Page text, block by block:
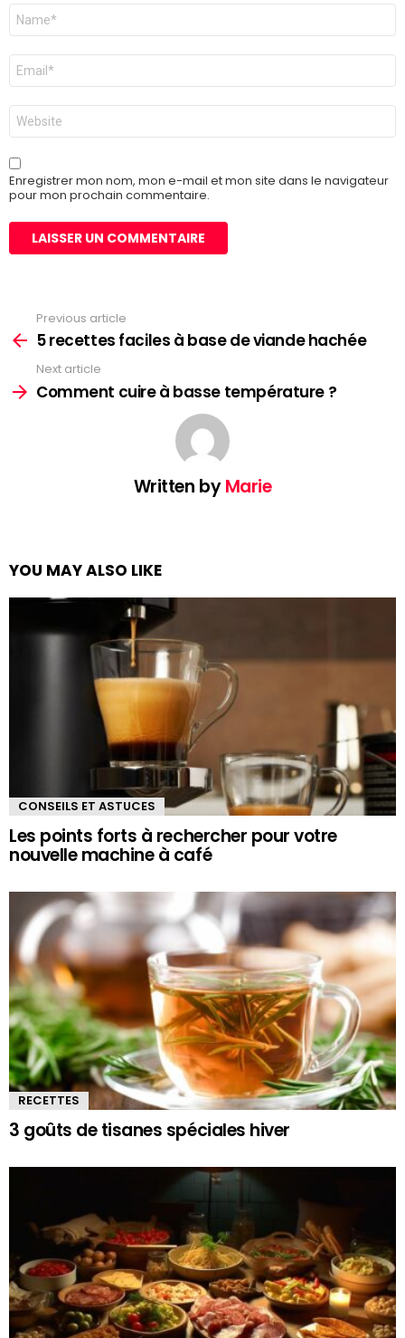
Nom
E-
mail
*
Site
web
Enregistrer mon nom, mon e-mail et mon site dans le navigateur
pour mon prochain commentaire.
more
Previous article
5 recettes faciles à base de viande hachée
Next article
Comment cuire à basse température ?
Written byMarie
YOU MAY ALSO LIKE
CONSEILS ET ASTUCES
Les points forts à rechercher pour votre
nouvelle machine à café
RECETTES
3 goûts de tisanes spéciales hiver